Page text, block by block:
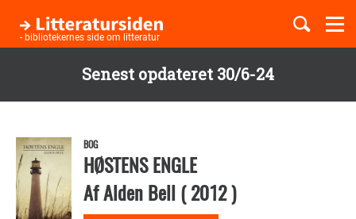
Senest opdateret 30/6-24
hovedindhold
- bibliotekernes side om litteratur
Børnebøger
Temaer
BOG
HØSTENS ENGLE
AfAlden Bell (2012)